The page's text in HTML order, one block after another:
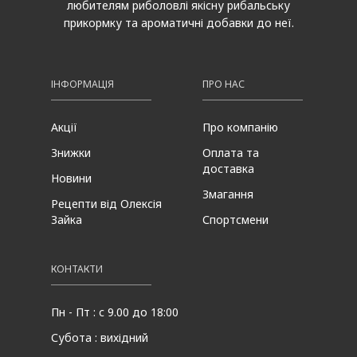
любителям риболовлі якісну рибальську
прикормку та ароматичні добавки до неї.
ІНФОРМАЦІЯ
Акції
Знижки
Новини
Рецепти від Олексія
Зайка
ПРО НАС
Про компанію
Оплата та
доставка
Змагання
Спортсмени
КОНТАКТИ
Пн - Пт : с 9.00 до 18:00
Субота : вихідний